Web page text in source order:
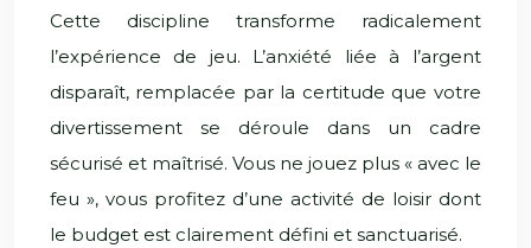
Cette discipline transforme radicalement
l’expérience de jeu. L’anxiété liée à l’argent
disparaît, remplacée par la certitude que votre
divertissement se déroule dans un cadre
sécurisé et maîtrisé. Vous ne jouez plus « avec le
feu », vous profitez d’une activité de loisir dont
le budget est clairement défini et sanctuarisé.